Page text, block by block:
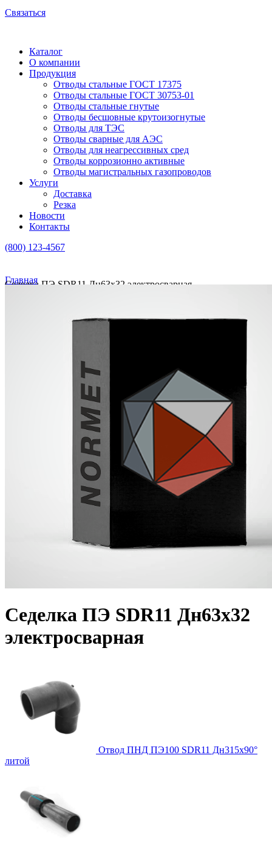
Связаться
Каталог
О компании
Продукция
Отводы стальные ГОСТ 17375
Отводы стальные ГОСТ 30753-01
Отводы стальные гнутые
Отводы бесшовные крутоизогнутые
Отводы для ТЭС
Отводы сварные для АЭС
Отводы для неагрессивных сред
Отводы коррозионно активные
Отводы магистральных газопроводов
Услуги
Доставка
Резка
Новости
Контакты
(800) 123-4567
Главная
Седелка ПЭ SDR11 Дн63х32 электросварная
Седелка ПЭ SDR11 Дн63х32
электросварная
Отвод ПНД ПЭ100 SDR11 Дн315х90°
литой